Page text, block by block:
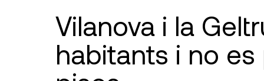
Vilanova i la
habitants i no